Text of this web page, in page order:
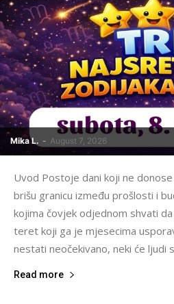
Mika L. - August 7, 2026
Uvod Postoje dani koji ne
brišu granicu između prošlosti i
kojima čovjek odjednom shvati
teret koji ga je mjesecima
nestati neočekivano, neki će ljudi
Read more